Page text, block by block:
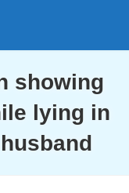
showing
lying in